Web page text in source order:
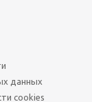
данных
cookies